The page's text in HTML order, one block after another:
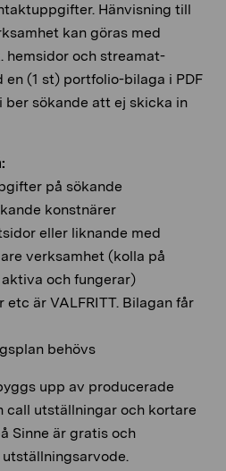
Hänvisning till
kan göras med
hemsidor och streamat-
(1 st) portfolio-bilaga i PDF
sökande att ej skicka in
på sökande
konstnärer
eller liknande med
verksamhet (kolla på
och fungerar)
etc är VALFRITT. Bilagan får
behövs
upp av producerade
call utställningar och kortare
Sinne är gratis och